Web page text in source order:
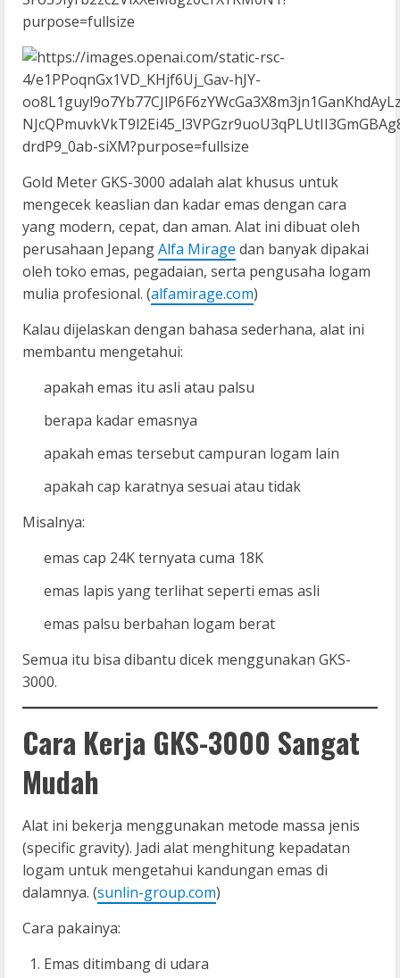
Gold Meter GKS-3000 adalah alat khusus untuk
mengecek keaslian dan kadar emas dengan cara
yang modern, cepat, dan aman. Alat ini dibuat oleh
perusahaan JepangAlfa Mirage dan banyak dipakai
oleh toko emas, pegadaian, serta pengusaha logam
mulia profesional. (alfamirage.com)
Kalau dijelaskan dengan bahasa sederhana, alat ini
membantu mengetahui:
apakah emas itu asli atau palsu
berapa kadar emasnya
apakah emas tersebut campuran logam lain
apakah cap karatnya sesuai atau tidak
Misalnya:
emas cap 24K ternyata cuma 18K
emas lapis yang terlihat seperti emas asli
emas palsu berbahan logam berat
Semua itu bisa dibantu dicek menggunakan GKS-
3000.
Cara Kerja GKS-3000 Sangat
Mudah
Alat ini bekerja menggunakan metode massa jenis
(specific gravity). Jadi alat menghitung kepadatan
logam untuk mengetahui kandungan emas di
dalamnya. (sunlin-group.com)
Cara pakainya:
Emas ditimbang di udara